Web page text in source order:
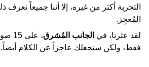
التجربة أكثر من غيره، إلا أننا جميعاً نعرف
المُعجِز.
لقد عثرنا، في الجانب المُشرق
،
فقط، ولكن ستجعلك عاجزاً عن الكلام أيضاً.